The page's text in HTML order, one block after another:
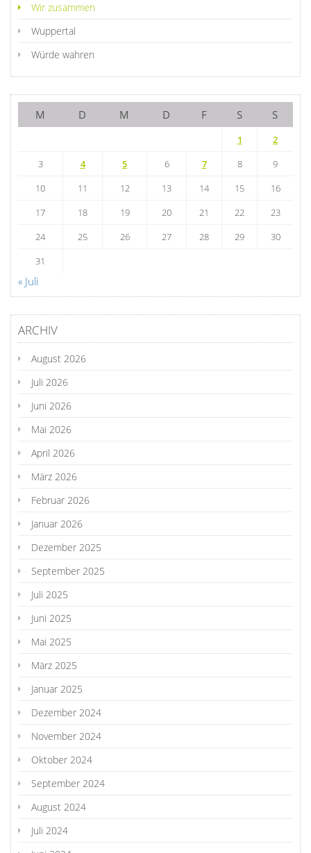
Wir zusammen
Wuppertal
Würde wahren
M D M D F S S
1
2
3
4 5 6 7 8
9
10
11 12 13 14 15
16
17
18 19 20 21 22
23
24
25 26 27 28 29
30
31
« Juli
ARCHIV
August 2026
Juli 2026
Juni 2026
Mai 2026
April 2026
März 2026
Februar 2026
Januar 2026
Dezember 2025
September 2025
Juli 2025
Juni 2025
Mai 2025
März 2025
Januar 2025
Dezember 2024
November 2024
Oktober 2024
September 2024
August 2024
Juli 2024